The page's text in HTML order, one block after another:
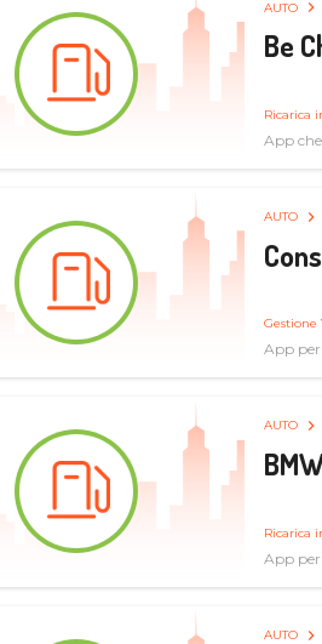
AUTO
Be
Ricarica
App
AUTO
Gestione
App per
AUTO
Ricarica
App per
AUTO